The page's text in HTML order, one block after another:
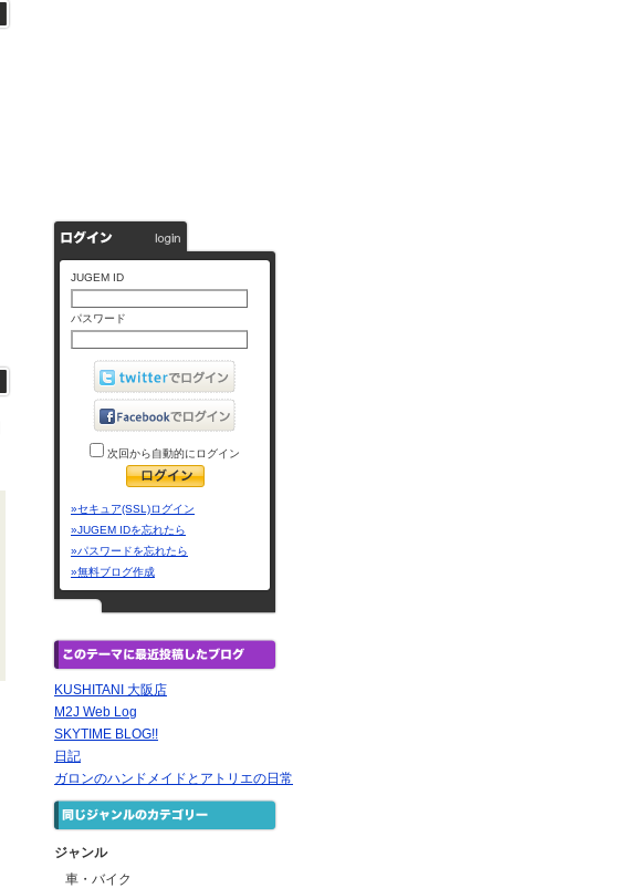
JUGEM ID
パスワード
次回から自動的にログイン
»セキュア(SSL)ログイン
»JUGEM IDを忘れたら
»パスワードを忘れたら
»無料ブログ作成
KUSHITANI 大阪店
M2J Web Log
SKYTIME BLOG!!
日記
ガロンのハンドメイドとアトリエの日常
ジャンル
車・バイク